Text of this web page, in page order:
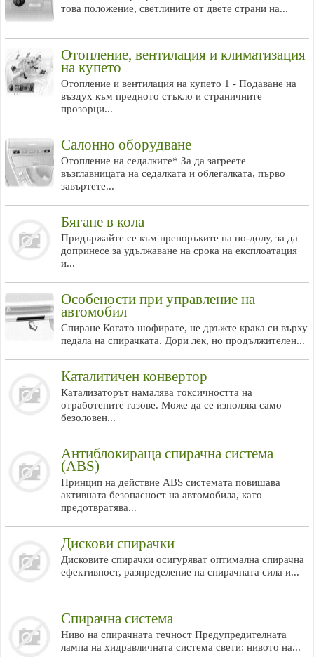
това положение, светлините от двете страни на...
Отопление, вентилация и климатизация
на купето
Отопление и вентилация на купето 1 - Подаване на
въздух към предното стъкло и страничните
прозорци...
Салонно оборудване
Отопление на седалките* За да загреете
възглавницата на седалката и облегалката, първо
завъртете...
Бягане в кола
Придържайте се към препоръките на по-долу, за да
допринесе за удължаване на срока на експлоатация
и...
Особености при управление на
автомобил
Спиране Когато шофирате, не дръжте крака си върху
педала на спирачката. Дори лек, но продължителен...
Каталитичен конвертор
Катализаторът намалява токсичността на
отработените газове. Може да се използва само
безоловен...
Антиблокираща спирачна система
(ABS)
Принцип на действие ABS системата повишава
активната безопасност на автомобила, като
предотвратява...
Дискови спирачки
Дисковите спирачки осигуряват оптимална спирачна
ефективност, разпределение на спирачната сила и...
Спирачна система
Ниво на спирачната течност Предупредителната
лампа на хидравличната система свети: нивото на...